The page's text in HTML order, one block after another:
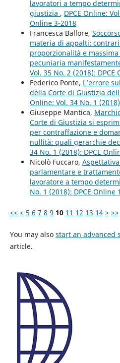
lavoratori a tempo
giustizia , DPCE Online:
Online 3-2018
Francesca Ballore,
materia di appalti:
proporzionalità e
pecuniaria
Vol. 35 No. 2 (2018): DPCE
Federico Ponte, L’errore
della Corte di Giustizia
Online: Vol. 34 No. 1
Giuseppe Mantica,
Corte di Giustizia si
per contraffazione e
nullità: quali gerarchie
34 No. 1 (2018): DPCE
Nicolò Fuccaro,
parlamentare e
lavoratore a tempo
No. 1 (2018): DPCE Online
<< < 5 6 7 8 9 10 11 12 13 14 > >>
You may also start an advanced
article.